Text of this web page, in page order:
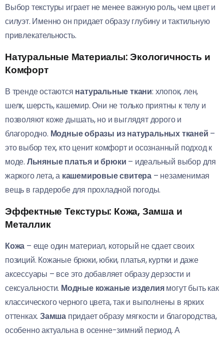
Выбор текстуры играет не менее важную роль, чем цвет и
силуэт. Именно он придает образу глубину и тактильную
привлекательность.
Натуральные Материалы: Экологичность и
Комфорт
В тренде остаются натуральные ткани: хлопок, лен,
шелк, шерсть, кашемир. Они не только приятны к телу и
позволяют коже дышать, но и выглядят дорого и
благородно. Модные образы из натуральных тканей –
это выбор тех, кто ценит комфорт и осознанный подход к
моде. Льняные платья и брюки – идеальный выбор для
жаркого лета, а кашемировые свитера – незаменимая
вещь в гардеробе для прохладной погоды.
Эффектные Текстуры: Кожа, Замша и
Металлик
Кожа – еще один материал, который не сдает своих
позиций. Кожаные брюки, юбки, платья, куртки и даже
аксессуары – все это добавляет образу дерзости и
сексуальности. Модные кожаные изделиямогут быть как
классического черного цвета, так и выполнены в ярких
оттенках. Замша придает образу мягкости и благородства,
особенно актуальна в осенне-зимний период. А